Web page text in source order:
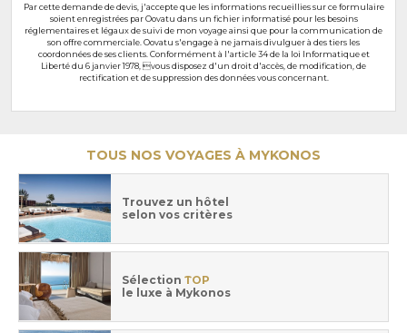
Par cette demande de devis, j'accepte que les informations recueillies sur ce formulaire
soient enregistrées par Oovatu dans un fichier informatisé pour les besoins
réglementaires et légaux de suivi de mon voyage ainsi que pour la communication de
son offre commerciale. Oovatu s'engage à ne jamais divulguer à des tiers les
coordonnées de ses clients. Conformément à l'article 34 de la loi Informatique et
Liberté du 6 janvier 1978, vous disposez d'un droit d'accès, de modification, de
rectification et de suppression des données vous concernant.
TOUS NOS VOYAGES À MYKONOS
Trouvez un hôtel
selon vos critères
Sélection TOP
le luxe à Mykonos